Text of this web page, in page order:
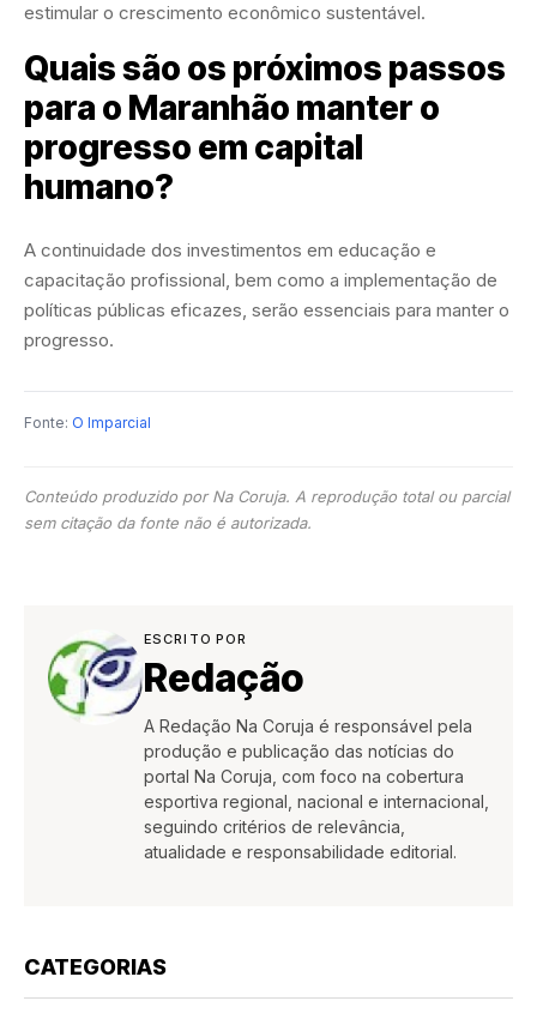
estimular o crescimento econômico sustentável.
Quais são os próximos passos
para o Maranhão manter o
progresso em capital
humano?
A continuidade dos investimentos em educação e
capacitação profissional, bem como a implementação de
políticas públicas eficazes, serão essenciais para manter o
progresso.
Fonte: O Imparcial
Conteúdo produzido por Na Coruja. A reprodução total ou parcial
sem citação da fonte não é autorizada.
ESCRITO POR
Redação
A Redação Na Coruja é responsável pela
produção e publicação das notícias do
portal Na Coruja, com foco na cobertura
esportiva regional, nacional e internacional,
seguindo critérios de relevância,
atualidade e responsabilidade editorial.
CATEGORIAS